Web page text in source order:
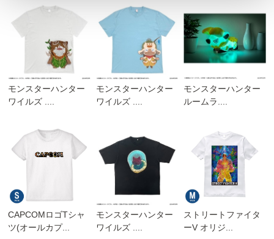
モンスターハンター
ワイルズ ....
モンスターハンター
ワイルズ ....
モンスターハンター
ルームラ....
CAPCOMロゴTシャ
ツ(オールカプ...
モンスターハンター
ワイルズ ....
ストリートファイタ
ーV オリジ...